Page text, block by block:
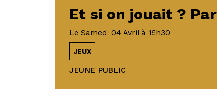
Et si on jouait ?
Le Samedi 04 Avrilà 15h30
JEUX
JEUNE PUBLIC